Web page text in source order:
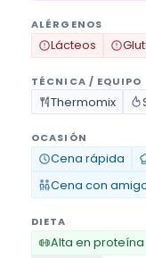
ALÉRGENOS
Lácteos
TÉCNICA / EQUIPO
Thermomix
OCASIÓN
Cena rápida
Cena con
DIETA
Alta en proteína